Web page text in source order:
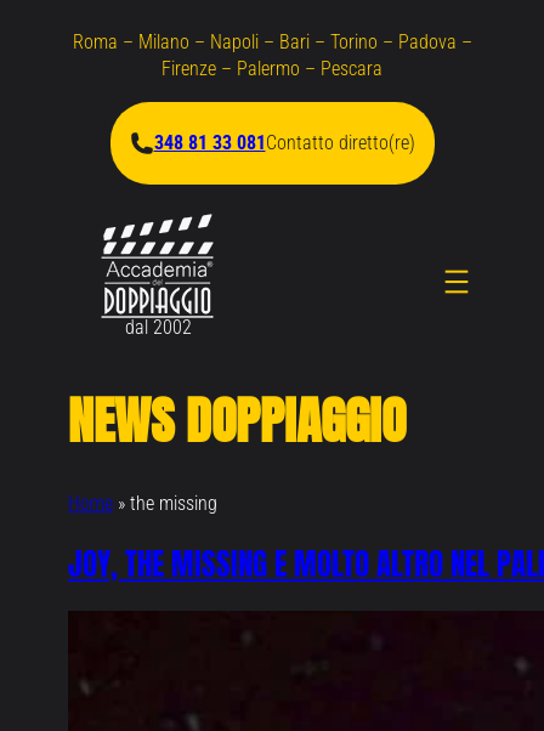
Roma – Milano – Napoli – Bari – Torino – Padova –
Firenze – Palermo – Pescara
348 81 33 081Contatto diretto(re)
dal 2002
NEWS DOPPIAGGIO
Home » the missing
JOY, THE MISSING E MOLTO ALTRO NEL